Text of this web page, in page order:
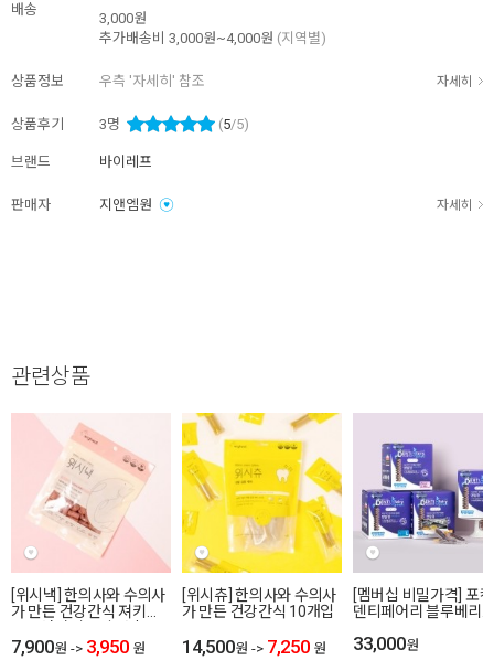
배송
3,000원
추가배송비 3,000원~4,000원 (지역별)
상품정보 우측 '자세히' 참조 자세히
상품후기 3명 (5/5)
브랜드 바이레프
판매자 지앤엠원 자세히
관련상품
[위시낵] 한의사와 수의사
가 만든 건강간식 져키
7,900원 -> 3,950 원
[위시츄] 한의사와 수의사
가 만든 건강간식 10개입
14,500원 -> 7,250 원
[멤버십 비밀가격] 포
덴티페어리 블루베리
33,000원